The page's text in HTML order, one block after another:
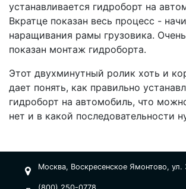
устанавливается гидроборт на
Вкратце показан весь процесс -
наращивания рамы грузовика.
показан монтаж гидроборта.
Этот двухминутный ролик хоть и
дает понять, как правильно
гидроборт на автомобиль, что
нет и в какой последовательности
Москва, Воскресенское Ямонтово, ул.